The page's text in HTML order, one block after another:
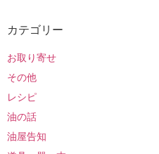
カテゴリー
お取り寄せ
その他
レシピ
油の話
油屋告知